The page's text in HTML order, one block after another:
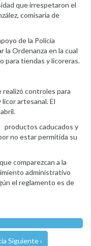
que irrespetaron el
comisaria de
de la Policía
la Ordenanza en la cual
para tiendas y licoreras.
realizó controles para
artesanal. El
productos caducados y
no estar permitida su
comparezcan a la
administrativo
el reglamento es de
Siguiente ›